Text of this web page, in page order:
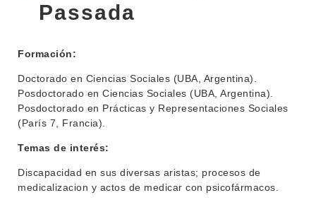
Passada
Formación:
Doctorado en Ciencias Sociales (UBA, Argentina).
Posdoctorado en Ciencias Sociales (UBA, Argentina).
Posdoctorado en Prácticas y Representaciones Sociales
(París 7, Francia).
Temas de interés:
Discapacidad en sus diversas aristas; procesos de
medicalizacion y actos de medicar con psicofármacos.